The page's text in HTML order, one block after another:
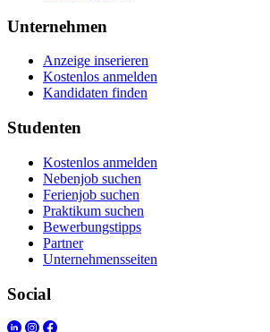
Unternehmen
Anzeige inserieren
Kostenlos anmelden
Kandidaten finden
Studenten
Kostenlos anmelden
Nebenjob suchen
Ferienjob suchen
Praktikum suchen
Bewerbungstipps
Partner
Unternehmensseiten
Social